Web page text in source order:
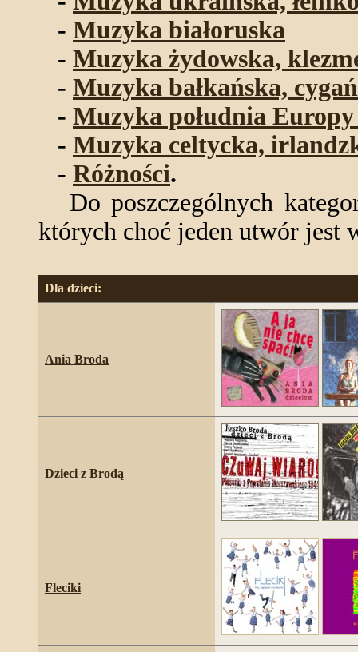
- Muzyka białoruska
- Muzyka żydowska,
- Muzyka bałkańska,
- Muzyka południa
- Muzyka celtycka,
- Różności.
Do poszczególnych
których choć jeden utwór jest
Dla dzieci:
Ania Broda
Dzieci z Brodą
Fleciki